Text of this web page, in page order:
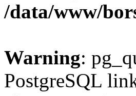
/data/www/
Warning:
PostgreSQL